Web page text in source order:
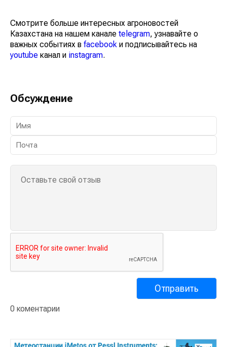
Смотрите больше интересных агроновостей
Казахстана на нашем каналеtelegram , узнавайте о
важных событиях вfacebook и подписывайтесь на
youtube канал иinstagram
Обсуждение
0 коментарии